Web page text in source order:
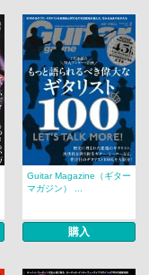
Guitar Magazine（ギター
マガジン） ...
購入